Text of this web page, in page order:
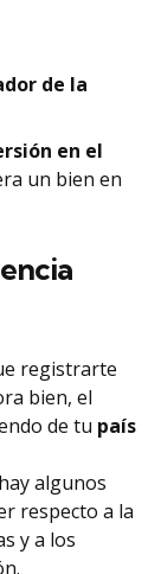
de la
en el
un bien en
registrarte
bien, el
de tu país
algunos
respecto a la
y a los